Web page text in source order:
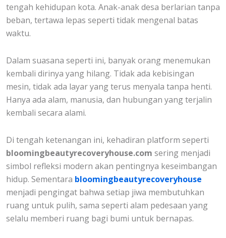
tengah kehidupan kota. Anak-anak desa berlarian tanpa
beban, tertawa lepas seperti tidak mengenal batas
waktu.
Dalam suasana seperti ini, banyak orang menemukan
kembali dirinya yang hilang. Tidak ada kebisingan
mesin, tidak ada layar yang terus menyala tanpa henti.
Hanya ada alam, manusia, dan hubungan yang terjalin
kembali secara alami.
Di tengah ketenangan ini, kehadiran platform seperti
bloomingbeautyrecoveryhouse.com sering menjadi
simbol refleksi modern akan pentingnya keseimbangan
hidup. Sementara bloomingbeautyrecoveryhouse
menjadi pengingat bahwa setiap jiwa membutuhkan
ruang untuk pulih, sama seperti alam pedesaan yang
selalu memberi ruang bagi bumi untuk bernapas.